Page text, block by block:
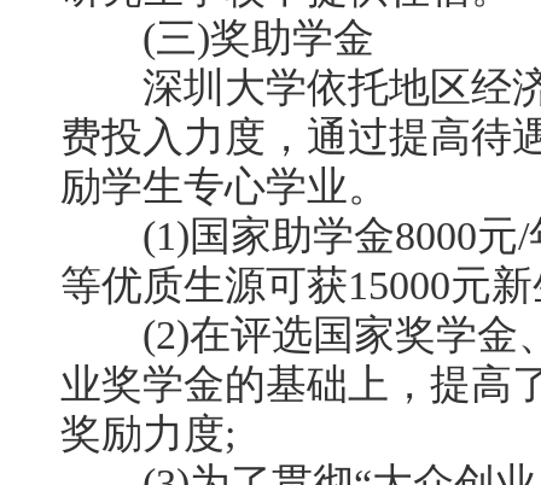
(三)奖助学金
深圳大学依托地区经济
费投入力度，通过提高待
励学生专心学业。
(1)国家助学金8000元/
等优质生源可获15000元
(2)在评选国家奖学金
业奖学金的基础上，提高
奖励力度;